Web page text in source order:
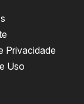
Privacidade
Uso